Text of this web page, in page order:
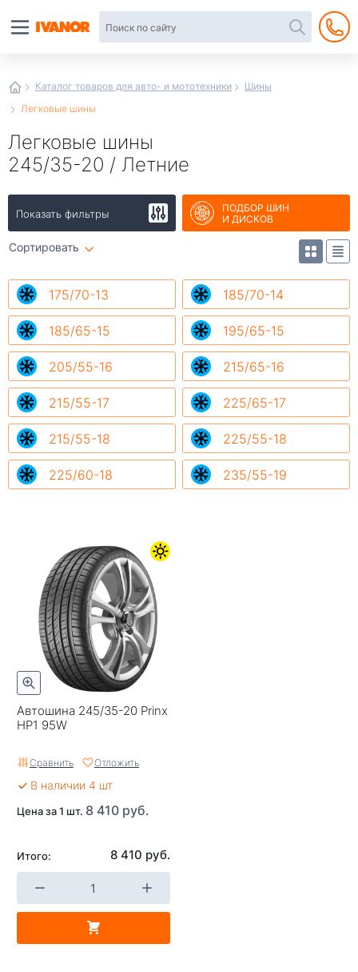
Каталог товаров для авто- и мототехники
Шины
Легковые шины
Легковые шины
245/35-20 / Летние
Показать фильтры
ПОДБОР ШИН
И ДИСКОВ
Сортировать
175/70-13 185/70-14
185/65-15 195/65-15
205/55-16 215/65-16
215/55-17 225/65-17
215/55-18 225/55-18
225/60-18 235/55-19
Автошина 245/35-20 Prinx
HP1 95W
Сравнить Отложить
В наличии 4 шт
Цена за 1 шт. 8 410 руб.
Итого: 8 410 руб.
интернет-